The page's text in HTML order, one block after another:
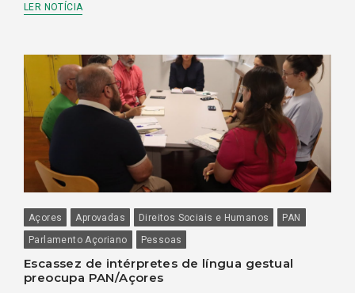
LER NOTÍCIA
Açores Aprovadas Direitos Sociais e Humanos
PAN
Parlamento Açoriano
Pessoas
Escassez de intérpretes de língua gestual
preocupa PAN/Açores